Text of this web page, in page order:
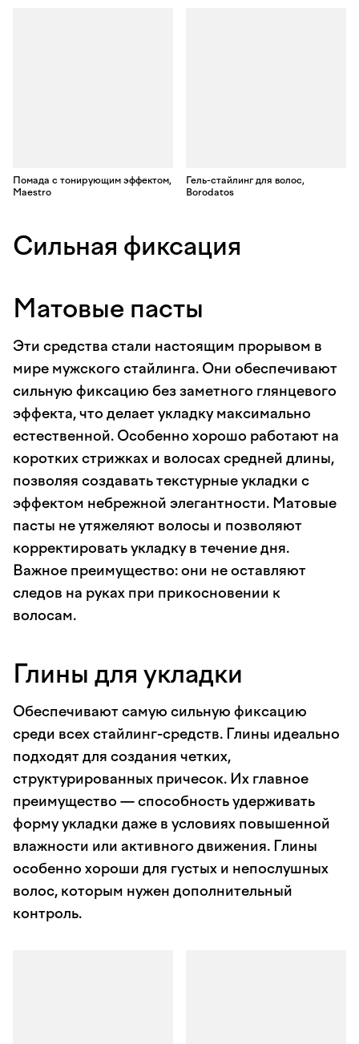
Помада с тонирующим эффектом,
Maestro
Гель-стайлинг для волос,
Borodatos
Сильная фиксация
Матовые пасты
Эти средства стали настоящим прорывом в
мире мужского стайлинга. Они обеспечивают
сильную фиксацию без заметного глянцевого
эффекта, что делает укладку максимально
естественной. Особенно хорошо работают на
коротких стрижках и волосах средней длины,
позволяя создавать текстурные укладки с
эффектом небрежной элегантности. Матовые
пасты не утяжеляют волосы и позволяют
корректировать укладку в течение дня.
Важное преимущество: они не оставляют
следов на руках при прикосновении к
волосам.
Глины для укладки
Обеспечивают самую сильную фиксацию
среди всех стайлинг-средств. Глины идеально
подходят для создания четких,
структурированных причесок. Их главное
преимущество — способность удерживать
форму укладки даже в условиях повышенной
влажности или активного движения. Глины
особенно хороши для густых и непослушных
волос, которым нужен дополнительный
контроль.